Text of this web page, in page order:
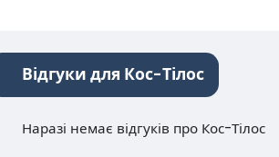
Відгуки для Кос-Тілос
Наразі немає відгуків про Кос-Тілос